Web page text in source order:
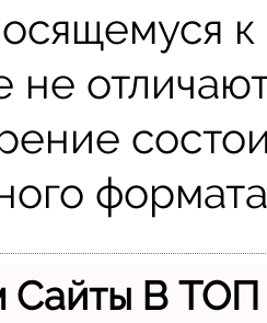
не
Сайты В